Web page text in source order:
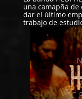
una camapña
dar el último
trabajo de